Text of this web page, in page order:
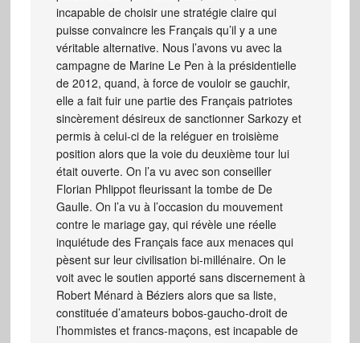
incapable de choisir une stratégie claire qui
puisse convaincre les Français qu’il y a une
véritable alternative. Nous l’avons vu avec la
campagne de Marine Le Pen à la présidentielle
de 2012, quand, à force de vouloir se gauchir,
elle a fait fuir une partie des Français patriotes
sincèrement désireux de sanctionner Sarkozy et
permis à celui-ci de la reléguer en troisième
position alors que la voie du deuxième tour lui
était ouverte. On l’a vu avec son conseiller
Florian Phlippot fleurissant la tombe de De
Gaulle. On l’a vu à l’occasion du mouvement
contre le mariage gay, qui révèle une réelle
inquiétude des Français face aux menaces qui
pèsent sur leur civilisation bi-millénaire. On le
voit avec le soutien apporté sans discernement à
Robert Ménard à Béziers alors que sa liste,
constituée d’amateurs bobos-gaucho-droit de
l’hommistes et francs-maçons, est incapable de